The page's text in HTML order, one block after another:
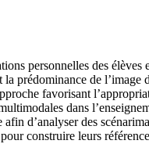
personnelles des
prédominance de l’image
favorisant
dans
d’analyser des
construire leurs